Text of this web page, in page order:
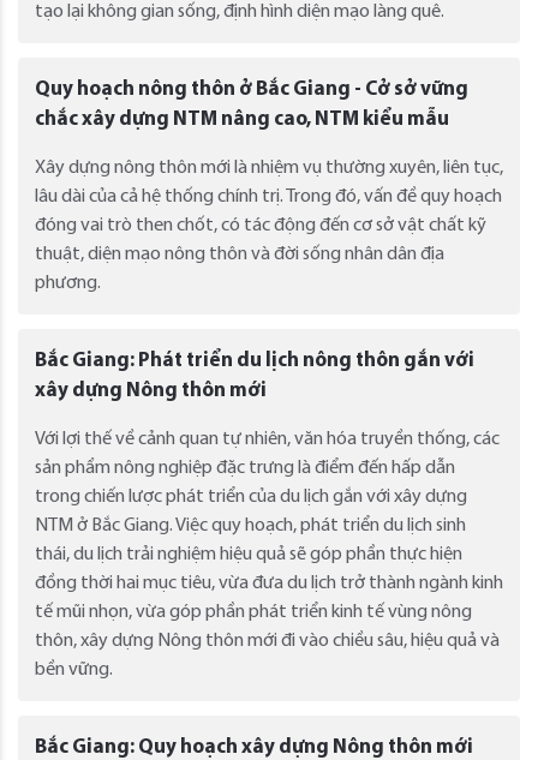
tạo lại không gian sống, định hình diện mạo làng quê.
Quy hoạch nông thôn ở Bắc Giang - Cở sở vững
chắc xây dựng NTM nâng cao, NTM kiểu mẫu
Xây dựng nông thôn mới là nhiệm vụ thường xuyên, liên tục,
lâu dài của cả hệ thống chính trị. Trong đó, vấn đề quy hoạch
đóng vai trò then chốt, có tác động đến cơ sở vật chất kỹ
thuật, diện mạo nông thôn và đời sống nhân dân địa
phương.
Bắc Giang: Phát triển du lịch nông thôn gắn với
xây dựng Nông thôn mới
Với lợi thế về cảnh quan tự nhiên, văn hóa truyền thống, các
sản phẩm nông nghiệp đặc trưng là điểm đến hấp dẫn
trong chiến lược phát triển của du lịch gắn với xây dựng
NTM ở Bắc Giang. Việc quy hoạch, phát triển du lịch sinh
thái, du lịch trải nghiệm hiệu quả sẽ góp phần thực hiện
đồng thời hai mục tiêu, vừa đưa du lịch trở thành ngành kinh
tế mũi nhọn, vừa góp phần phát triển kinh tế vùng nông
thôn, xây dựng Nông thôn mới đi vào chiều sâu, hiệu quả và
bền vững.
Bắc Giang: Quy hoạch xây dựng Nông thôn mới